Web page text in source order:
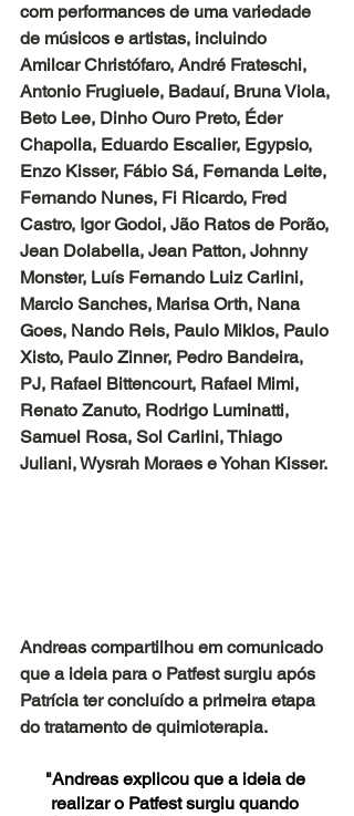
com performances de uma variedade
de músicos e artistas, incluindo
Amilcar Christófaro, André Frateschi,
Antonio Frugiuele, Badauí, Bruna Viola,
Beto Lee, Dinho Ouro Preto, Éder
Chapolla, Eduardo Escalier, Egypsio,
Enzo Kisser, Fábio Sá, Fernanda Leite,
Fernando Nunes, Fi Ricardo, Fred
Castro, Igor Godoi, Jão Ratos de Porão,
Jean Dolabella, Jean Patton, Johnny
Monster, Luís Fernando Luiz Carlini,
Marcio Sanches, Marisa Orth, Nana
Goes, Nando Reis, Paulo Miklos, Paulo
Xisto, Paulo Zinner, Pedro Bandeira,
PJ, Rafael Bittencourt, Rafael Mimi,
Renato Zanuto, Rodrigo Luminatti,
Samuel Rosa, Sol Carlini, Thiago
Juliani, Wysrah Moraes e Yohan Kisser.
Andreas compartilhou em comunicado
que a ideia para o Patfest surgiu após
Patrícia ter concluído a primeira etapa
do tratamento de quimioterapia.
"Andreas explicou que a ideia de
realizar o Patfest surgiu quando